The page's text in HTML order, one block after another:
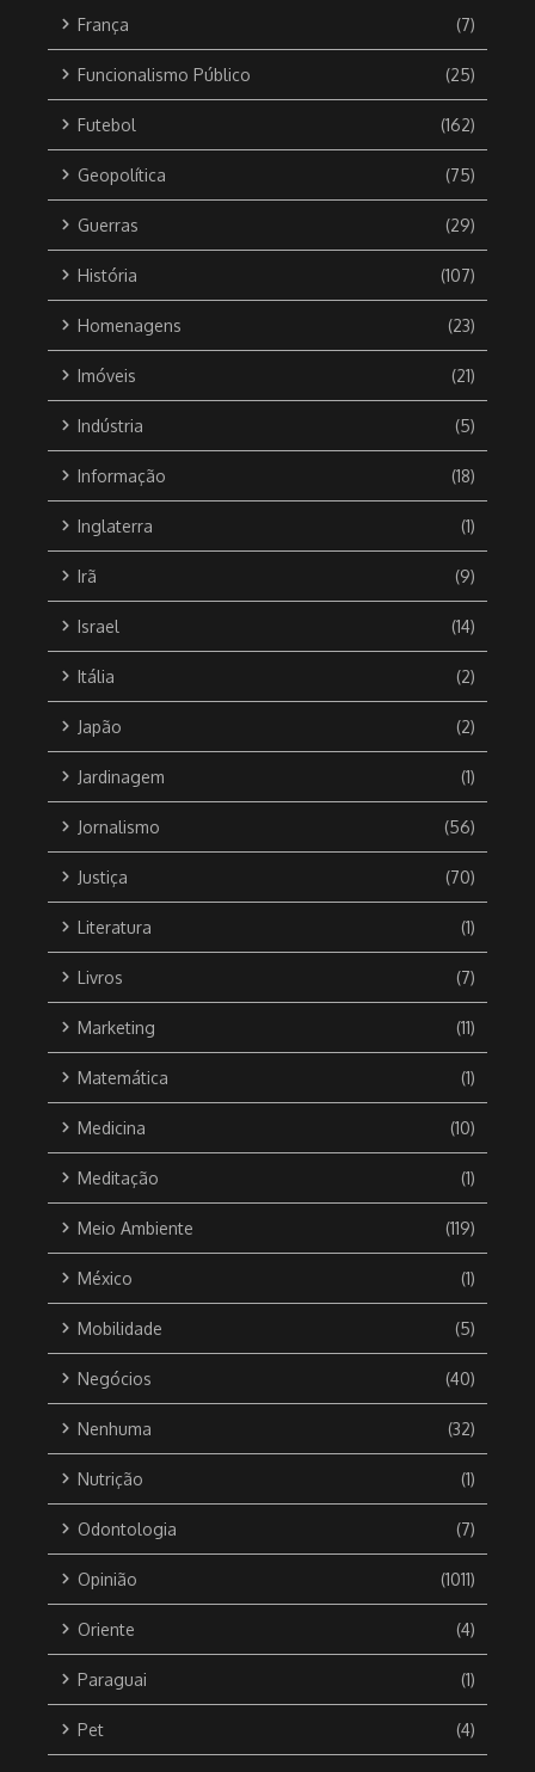
França (7)
Funcionalismo Público (25)
Futebol (162)
Geopolítica (75)
Guerras (29)
História (107)
Homenagens (23)
Imóveis (21)
Indústria (5)
Informação (18)
Inglaterra (1)
Irã (9)
Israel (14)
Itália (2)
Japão (2)
Jardinagem (1)
Jornalismo (56)
Justiça (70)
Literatura (1)
Livros (7)
Marketing (11)
Matemática (1)
Medicina (10)
Meditação (1)
Meio Ambiente (119)
México (1)
Mobilidade (5)
Negócios (40)
Nenhuma (32)
Nutrição (1)
Odontologia (7)
Opinião (1011)
Oriente (4)
Paraguai (1)
Pet (4)